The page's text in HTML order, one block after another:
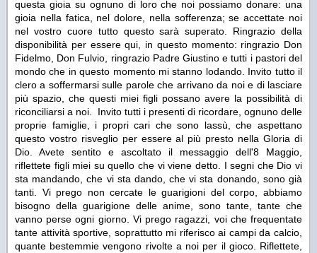
questa gioia su ognuno di loro che noi possiamo donare: una
gioia nella fatica, nel dolore, nella sofferenza; se accettate noi
nel vostro cuore tutto questo sarà superato. Ringrazio della
disponibilità per essere qui, in questo momento: ringrazio Don
Fidelmo, Don Fulvio, ringrazio Padre Giustino e tutti i pastori del
mondo che in questo momento mi stanno lodando. Invito tutto il
clero a soffermarsi sulle parole che arrivano da noi e di lasciare
più spazio, che questi miei figli possano avere la possibilità di
riconciliarsi a noi. Invito tutti i presenti di ricordare, ognuno delle
proprie famiglie, i propri cari che sono lassù, che aspettano
questo vostro risveglio per essere al più presto nella Gloria di
Dio. Avete sentito e ascoltato il messaggio dell'8 Maggio,
riflettete figli miei su quello che vi viene detto. I segni che Dio vi
sta mandando, che vi sta dando, che vi sta donando, sono già
tanti. Vi prego non cercate le guarigioni del corpo, abbiamo
bisogno della guarigione delle anime, sono tante, tante che
vanno perse ogni giorno. Vi prego ragazzi, voi che frequentate
tante attività sportive, soprattutto mi riferisco ai campi da calcio,
quante bestemmie vengono rivolte a noi per il gioco. Riflettete,